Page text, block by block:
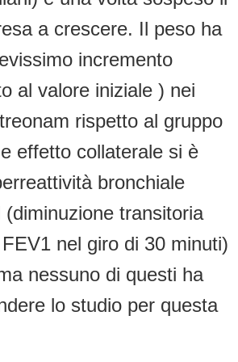
a crescere. Il peso ha
incremento
al valore iniziale ) nei
rispetto al gruppo
effetto collaterale si è
bronchiale
(diminuzione transitoria
nel giro di 30 minuti)
nessuno di questi ha
lo studio per questa